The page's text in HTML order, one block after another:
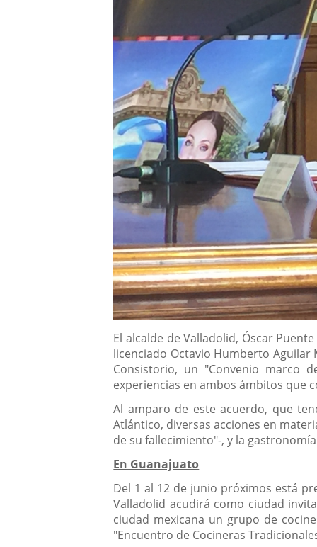
Descripción
El alcalde de Valladolid, Óscar
licenciado Octavio Humberto Aguilar
Consistorio, un "Convenio marco
experiencias en ambos ámbitos que
Al amparo de este acuerdo, que
Atlántico, diversas acciones en
de su fallecimiento"-, y la
En Guanajuato
Del 1 al 12 de junio próximos está
Valladolid acudirá como ciudad
ciudad mexicana un grupo de
"Encuentro de Cocineras